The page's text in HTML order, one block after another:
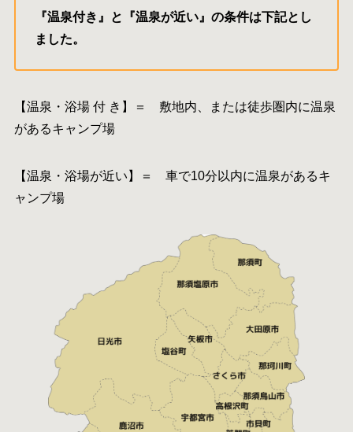
『温泉付き』と『温泉が近い』の条件は下記とし
ました。
【温泉・浴場 付 き】＝ 敷地内、または徒歩圏内に温泉
があるキャンプ場
【温泉・浴場が近い】＝ 車で10分以内に温泉があるキ
ャンプ場